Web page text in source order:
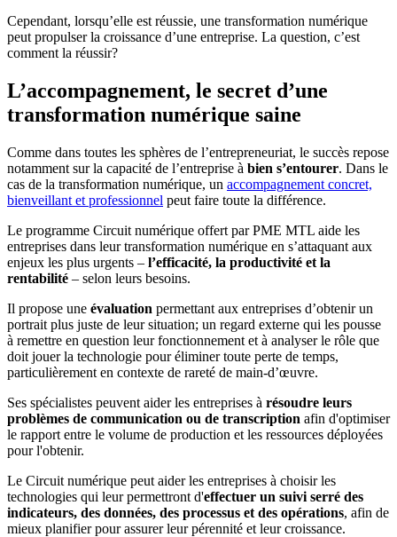
Cependant, lorsqu’elle est réussie, une transformation numérique
peut propulser la croissance d’une entreprise. La question, c’est
comment la réussir?
L’accompagnement, le secret d’une
transformation numérique saine
Comme dans toutes les sphères de l’entrepreneuriat, le succès repose
notamment sur la capacité de l’entreprise à bien s’entourer. Dans le
cas de la transformation numérique, un accompagnement concret,
bienveillant et professionnel peut faire toute la différence.
Le programme Circuit numérique offert par PME MTL aide les
entreprises dans leur transformation numérique en s’attaquant aux
enjeux les plus urgents – l’efficacité, la productivité et la
rentabilité – selon leurs besoins.
Il propose une évaluation permettant aux entreprises d’obtenir un
portrait plus juste de leur situation; un regard externe qui les pousse
à remettre en question leur fonctionnement et à analyser le rôle que
doit jouer la technologie pour éliminer toute perte de temps,
particulièrement en contexte de rareté de main-d’œuvre.
Ses spécialistes peuvent aider les entreprises à résoudre leurs
problèmes de communication ou de transcription afin d'optimiser
le rapport entre le volume de production et les ressources déployées
pour l'obtenir.
Le Circuit numérique peut aider les entreprises à choisir les
technologies qui leur permettront d'effectuer un suivi serré des
indicateurs, des données, des processus et des opérations, afin de
mieux planifier pour assurer leur pérennité et leur croissance.